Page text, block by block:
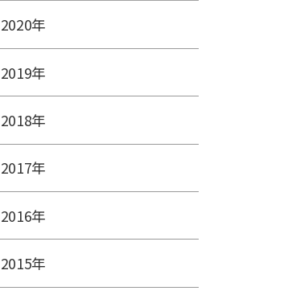
2020年
2019年
2018年
2017年
2016年
2015年